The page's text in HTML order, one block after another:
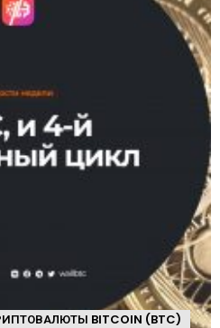
BITCOIN (BTC)